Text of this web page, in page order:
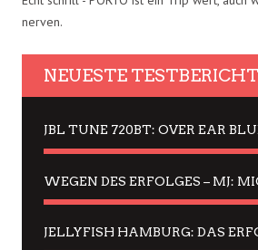
nerven.
NEUESTE